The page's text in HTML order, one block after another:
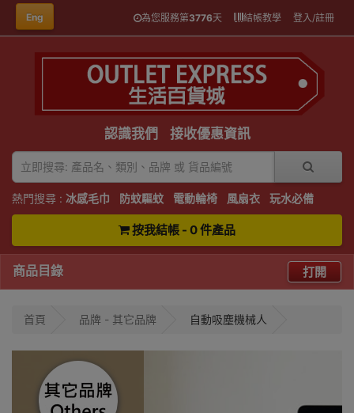
Eng 為您服務第3776天 結帳教學 登入/註冊
認識我們 接收優惠資訊
熱門搜尋 : 冰感毛巾 防蚊驅蚊 電動輪椅 風扇衣 玩水必備
按我結帳 - 0 件產品
商品目錄 打開
首頁 品牌 - 其它品牌 自動吸塵機械人